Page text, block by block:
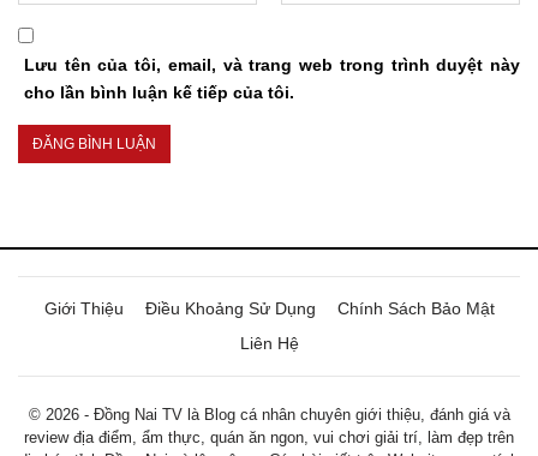
Lưu tên của tôi, email, và trang web trong trình duyệt này
cho lần bình luận kế tiếp của tôi.
Giới Thiệu Điều Khoảng Sử Dụng
Chính Sách Bảo Mật
Liên Hệ
© 2026 - Đồng Nai TV là Blog cá nhân chuyên giới thiệu, đánh giá và
review địa điểm, ẩm thực, quán ăn ngon, vui chơi giải trí, làm đẹp trên